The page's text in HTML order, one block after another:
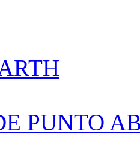
PUNTO